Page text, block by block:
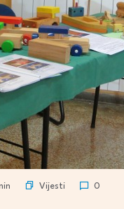
Vijesti 0